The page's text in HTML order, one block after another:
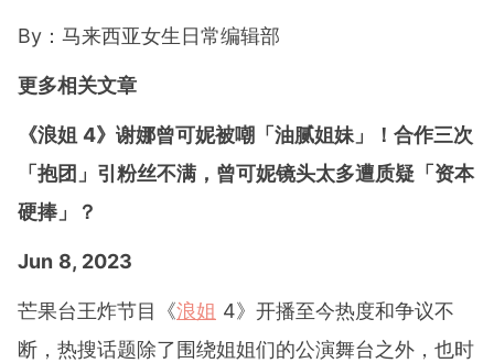
By：马来西亚女生日常编辑部
更多相关文章
《浪姐 4》谢娜曾可妮被嘲「油腻姐妹」！合作三次
「抱团」引粉丝不满，曾可妮镜头太多遭质疑「资本
硬捧」？
Jun 8, 2023
芒果台王炸节目《浪姐 4》开播至今热度和争议不
断，热搜话题除了围绕姐姐们的公演舞台之外，也时